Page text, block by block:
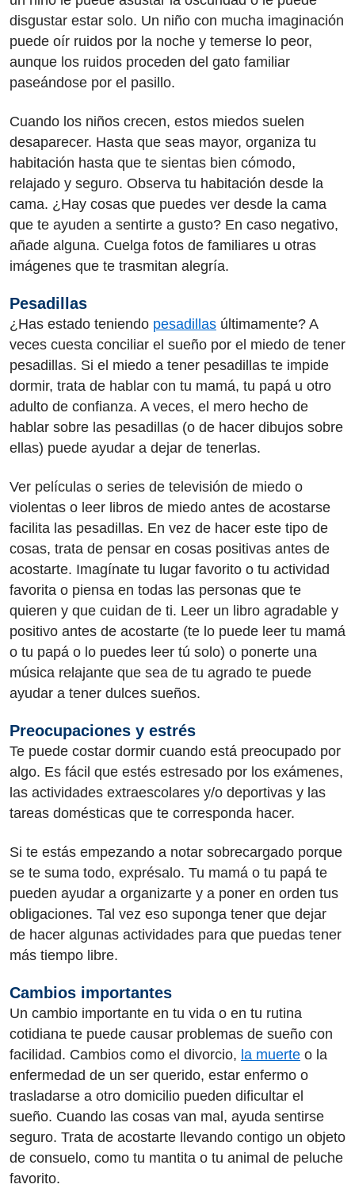
disgustar estar solo. Un niño con mucha imaginación
puede oír ruidos por la noche y temerse lo peor,
aunque los ruidos proceden del gato familiar
paseándose por el pasillo.
Cuando los niños crecen, estos miedos suelen
desaparecer. Hasta que seas mayor, organiza tu
habitación hasta que te sientas bien cómodo,
relajado y seguro. Observa tu habitación desde la
cama. ¿Hay cosas que puedes ver desde la cama
que te ayuden a sentirte a gusto? En caso negativo,
añade alguna. Cuelga fotos de familiares u otras
imágenes que te trasmitan alegría.
Pesadillas
¿Has estado teniendo pesadillas últimamente? A
veces cuesta conciliar el sueño por el miedo de tener
pesadillas. Si el miedo a tener pesadillas te impide
dormir, trata de hablar con tu mamá, tu papá u otro
adulto de confianza. A veces, el mero hecho de
hablar sobre las pesadillas (o de hacer dibujos sobre
ellas) puede ayudar a dejar de tenerlas.
Ver películas o series de televisión de miedo o
violentas o leer libros de miedo antes de acostarse
facilita las pesadillas. En vez de hacer este tipo de
cosas, trata de pensar en cosas positivas antes de
acostarte. Imagínate tu lugar favorito o tu actividad
favorita o piensa en todas las personas que te
quieren y que cuidan de ti. Leer un libro agradable y
positivo antes de acostarte (te lo puede leer tu mamá
o tu papá o lo puedes leer tú solo) o ponerte una
música relajante que sea de tu agrado te puede
ayudar a tener dulces sueños.
Preocupaciones y estrés
Te puede costar dormir cuando está preocupado por
algo. Es fácil que estés estresado por los exámenes,
las actividades extraescolares y/o deportivas y las
tareas domésticas que te corresponda hacer.
Si te estás empezando a notar sobrecargado porque
se te suma todo, exprésalo. Tu mamá o tu papá te
pueden ayudar a organizarte y a poner en orden tus
obligaciones. Tal vez eso suponga tener que dejar
de hacer algunas actividades para que puedas tener
más tiempo libre.
Cambios importantes
Un cambio importante en tu vida o en tu rutina
cotidiana te puede causar problemas de sueño con
facilidad. Cambios como el divorcio, la muerte o la
enfermedad de un ser querido, estar enfermo o
trasladarse a otro domicilio pueden dificultar el
sueño. Cuando las cosas van mal, ayuda sentirse
seguro. Trata de acostarte llevando contigo un objeto
de consuelo, como tu mantita o tu animal de peluche
favorito.